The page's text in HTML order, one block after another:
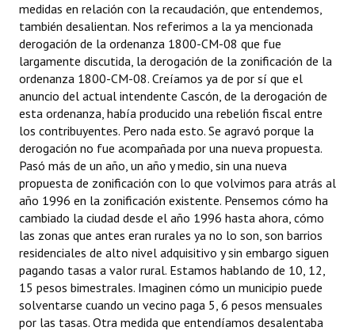
medidas en relación con la recaudación, que entendemos,
también desalientan. Nos referimos a la ya mencionada
derogación de la ordenanza 1800-CM-08 que fue
largamente discutida, la derogación de la zonificación de la
ordenanza 1800-CM-08. Creíamos ya de por sí que el
anuncio del actual intendente Cascón, de la derogación de
esta ordenanza, había producido una rebelión fiscal entre
los contribuyentes. Pero nada esto. Se agravó porque la
derogación no fue acompañada por una nueva propuesta.
Pasó más de un año, un año y medio, sin una nueva
propuesta de zonificación con lo que volvimos para atrás al
año 1996 en la zonificación existente. Pensemos cómo ha
cambiado la ciudad desde el año 1996 hasta ahora, cómo
las zonas que antes eran rurales ya no lo son, son barrios
residenciales de alto nivel adquisitivo y sin embargo siguen
pagando tasas a valor rural. Estamos hablando de 10, 12,
15 pesos bimestrales. Imaginen cómo un municipio puede
solventarse cuando un vecino paga 5, 6 pesos mensuales
por las tasas. Otra medida que entendíamos desalentaba